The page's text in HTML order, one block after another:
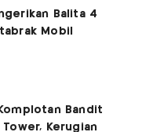
Balita 4
Mobil
Bandit
Kerugian